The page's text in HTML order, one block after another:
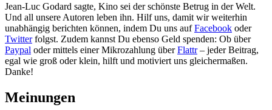
Jean-Luc Godard sagte, Kino sei der schönste Betrug in der Welt.
Und all unsere Autoren leben ihn. Hilf uns, damit wir weiterhin
unabhängig berichten können, indem Du uns aufFacebook oder
Twitterfolgst. Zudem kannst Du ebenso Geld spenden: Ob über
Paypal oder mittels einer Mikrozahlung überFlattr– jeder Beitrag,
egal wie groß oder klein, hilft und motiviert uns gleichermaßen.
Danke!
Meinungen